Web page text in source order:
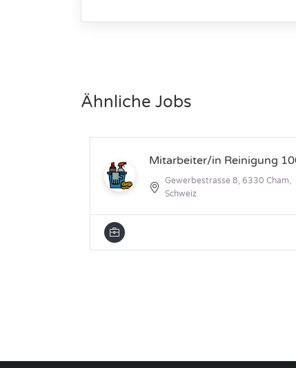
Ähnliche Jobs
Mitarbeiter/in Reinigung
Gewerbestrasse 8, 6330 Cham,
Schweiz